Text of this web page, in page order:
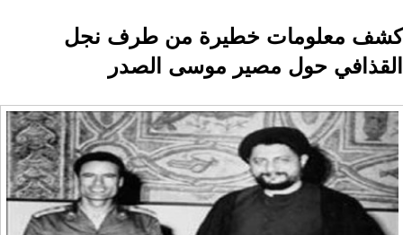
كشف معلومات خطيرة من طرف نجل
القذافي حول مصير موسى الصدر